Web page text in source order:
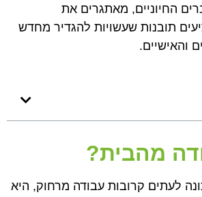
החיוניים, מאתגרים את
תובנות שעשויות להגדיר מחדש
והאישיים.
מהבית?
לעתים קרובות עבודה מרחוק, היא